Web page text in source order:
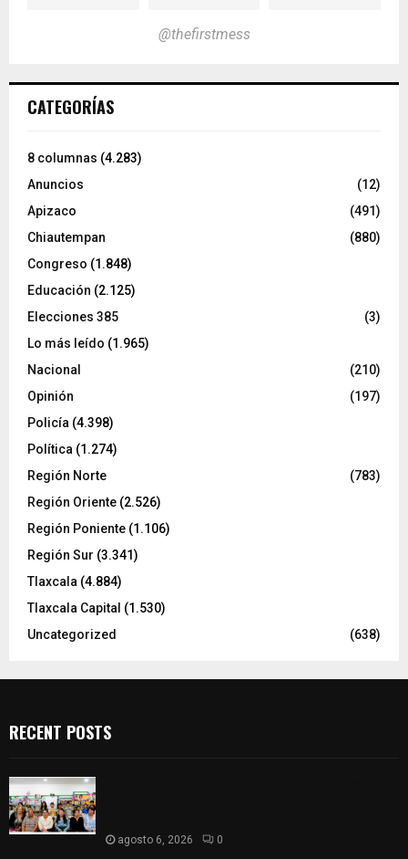
@thefirstmess
CATEGORÍAS
8 columnas (4.283)
Anuncios
(12)
Apizaco
(491)
Chiautempan
(880)
Congreso (1.848)
Educación (2.125)
Elecciones 385
(3)
Lo más leído (1.965)
Nacional
(210)
Opinión
(197)
Policía (4.398)
Política (1.274)
Región Norte
(783)
Región Oriente (2.526)
Región Poniente (1.106)
Región Sur (3.341)
Tlaxcala (4.884)
Tlaxcala Capital (1.530)
Uncategorized
(638)
RECENT POSTS
agosto 6, 2026 0